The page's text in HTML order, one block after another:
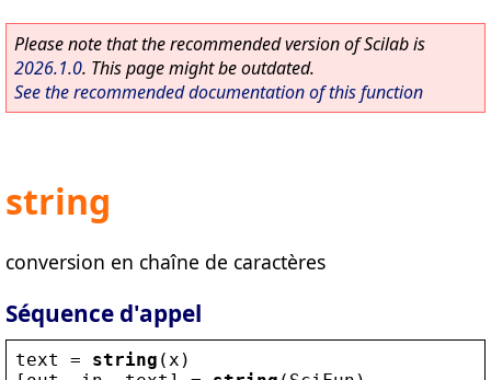
Please note that the recommended version of Scilab is
2026.1.0. This page might be outdated.
See the recommended documentation of this function
string
conversion en chaîne de caractères
Séquence d'appel
text = string ( x )